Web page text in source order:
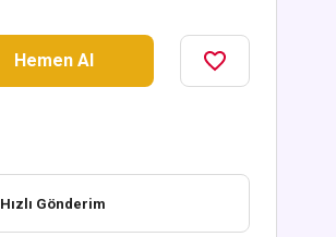
Hemen Al
Hızlı Gönderim